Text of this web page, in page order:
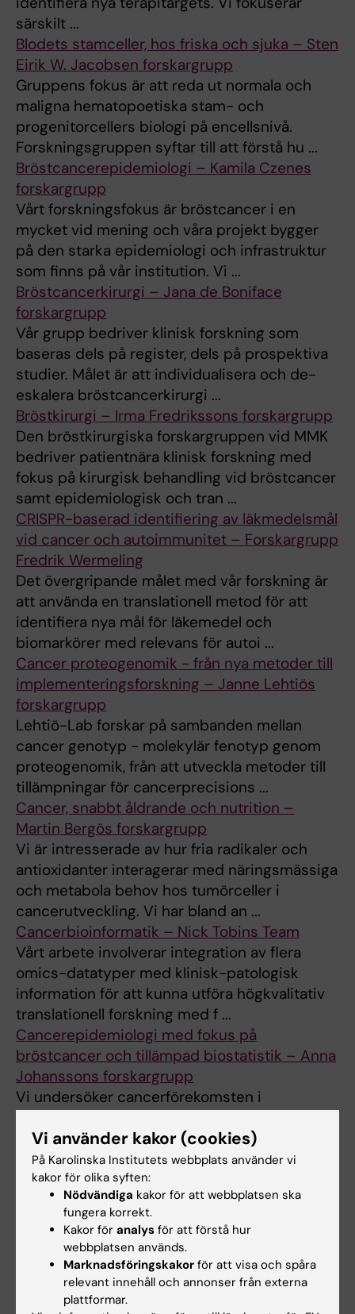
särskilt ...
Blodets stamceller, hos friska och sjuka – Sten
Eirik W. Jacobsen forskargrupp
Gruppens fokus är att reda ut normala och
maligna hematopoetiska stam- och
progenitorcellers biologi på encellsnivå.
Forskningsgruppen syftar till att förstå hu ...
Bröstcancerepidemiologi – Kamila Czenes
forskargrupp
Vårt forskningsfokus är bröstcancer i en
mycket vid mening och våra projekt bygger
på den starka epidemiologi och infrastruktur
som finns på vår institution. Vi ...
Bröstcancerkirurgi – Jana de Boniface
forskargrupp
Vår grupp bedriver klinisk forskning som
baseras dels på register, dels på prospektiva
studier. Målet är att individualisera och de-
eskalera bröstcancerkirurgi ...
Bröstkirurgi – Irma Fredrikssons forskargrupp
Den bröstkirurgiska forskargruppen vid MMK
bedriver patientnära klinisk forskning med
fokus på kirurgisk behandling vid bröstcancer
samt epidemiologisk och tran ...
CRISPR-baserad identifiering av läkmedelsmål
vid cancer och autoimmunitet – Forskargrupp
Fredrik Wermeling
Det övergripande målet med vår forskning är
att använda en translationell metod för att
identifiera nya mål för läkemedel och
biomarkörer med relevans för autoi ...
Cancer proteogenomik - från nya metoder till
implementeringsforskning – Janne Lehtiös
forskargrupp
Lehtiö-Lab forskar på sambanden mellan
cancer genotyp - molekylär fenotyp genom
proteogenomik, från att utveckla metoder till
tillämpningar för cancerprecisions ...
Cancer, snabbt åldrande och nutrition –
Martin Bergös forskargrupp
Vi är intresserade av hur fria radikaler och
antioxidanter interagerar med näringsmässiga
och metabola behov hos tumörceller i
cancerutveckling. Vi har bland an ...
Cancerbioinformatik – Nick Tobins Team
Vårt arbete involverar integration av flera
omics-datatyper med klinisk-patologisk
information för att kunna utföra högkvalitativ
translationell forskning med f ...
Cancerepidemiologi med fokus på
bröstcancer och tillämpad biostatistik – Anna
Johanssons forskargrupp
Vi undersöker cancerförekomsten i
såsom canceröverlevnad. Vår forskning
spänner över flera olika typer av cancer, ...
Cancerepidemiologi och kausal inferens –
Maria Feychtings forskargrupp
Här behövs en kort intro om
forskningsområdet (sv)
Cancerns cellbiologi – Staffan Strömblads
forskargrupp
All tissue cells are surrounded by an
Vi använder kakor (cookies)
På Karolinska Institutets webbplats använder vi
kakor för olika syften:
Nödvändiga kakor för att webbplatsen ska
fungera korrekt.
Kakor för analys för att förstå hur
webbplatsen används.
Marknadsföringskakor för att visa och spåra
relevant innehåll och annonser från externa
plattformar.